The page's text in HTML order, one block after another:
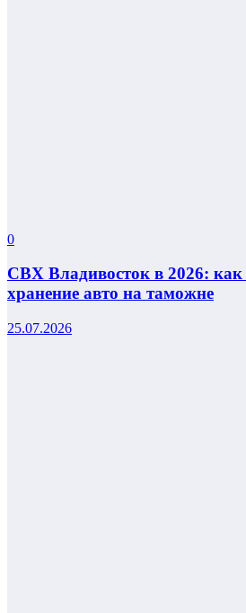
0
СВХ Владивосток в 2026: как
хранение авто на таможне
25.07.2026